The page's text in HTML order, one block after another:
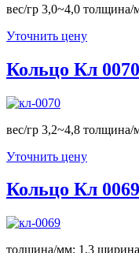
вес/гр 3,0~4,0
Уточнить цену
Кольцо Кл
вес/гр 3,2~4,8
Уточнить цену
Кольцо Кл
толщина/мм: 1,3